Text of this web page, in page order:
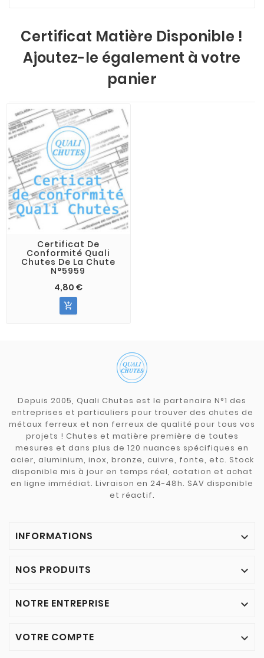
Certificat Matière Disponible !
Ajoutez-le également à votre
panier
Certificat De
Conformité Quali
Chutes De La Chute
N°5959
4,80 €

Depuis 2005, Quali Chutes est le partenaire N°1 des
entreprises et particuliers pour trouver des chutes de
métaux ferreux et non ferreux de qualité pour tous vos
projets ! Chutes et matière première de toutes
mesures et dans plus de 120 nuances spécifiques en
acier, aluminium, inox, bronze, cuivre, fonte, etc. Stock
disponible mis à jour en temps réel, cotation et achat
en ligne immédiat. Livraison en 24-48h. SAV disponible
et réactif.
INFORMATIONS 
NOS PRODUITS 
NOTRE ENTREPRISE 
VOTRE COMPTE 